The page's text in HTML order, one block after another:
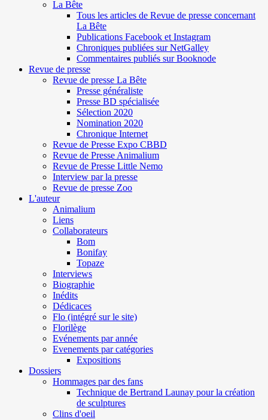
La Bête
Tous les articles de Revue de presse concernant
La Bête
Publications Facebook et Instagram
Chroniques publiées sur NetGalley
Commentaires publiés sur Booknode
Revue de presse
Revue de presse La Bête
Presse généraliste
Presse BD spécialisée
Sélection 2020
Nomination 2020
Chronique Internet
Revue de Presse Expo CBBD
Revue de Presse Animalium
Revue de Presse Little Nemo
Interview par la presse
Revue de presse Zoo
L'auteur
Animalium
Liens
Collaborateurs
Bom
Bonifay
Topaze
Interviews
Biographie
Inédits
Dédicaces
Flo (intégré sur le site)
Florilège
Evénements par année
Evenements par catégories
Expositions
Dossiers
Hommages par des fans
Technique de Bertrand Launay pour la création
de sculptures
Clins d'oeil